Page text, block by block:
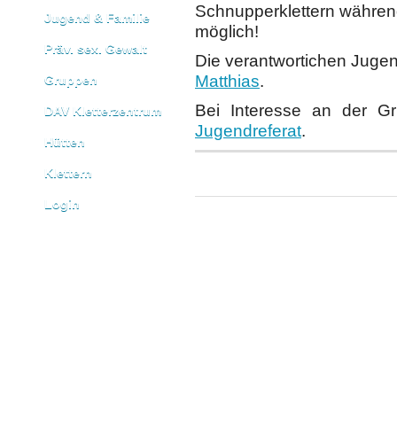
Jugend & Familie
Präv. sex. Gewalt
Gruppen
DAV Kletterzentrum
Hütten
Klettern
Login
Schnupperklettern
möglich!
Die verantwortichen
Matthias.
Bei Interesse an der
Jugendreferat.